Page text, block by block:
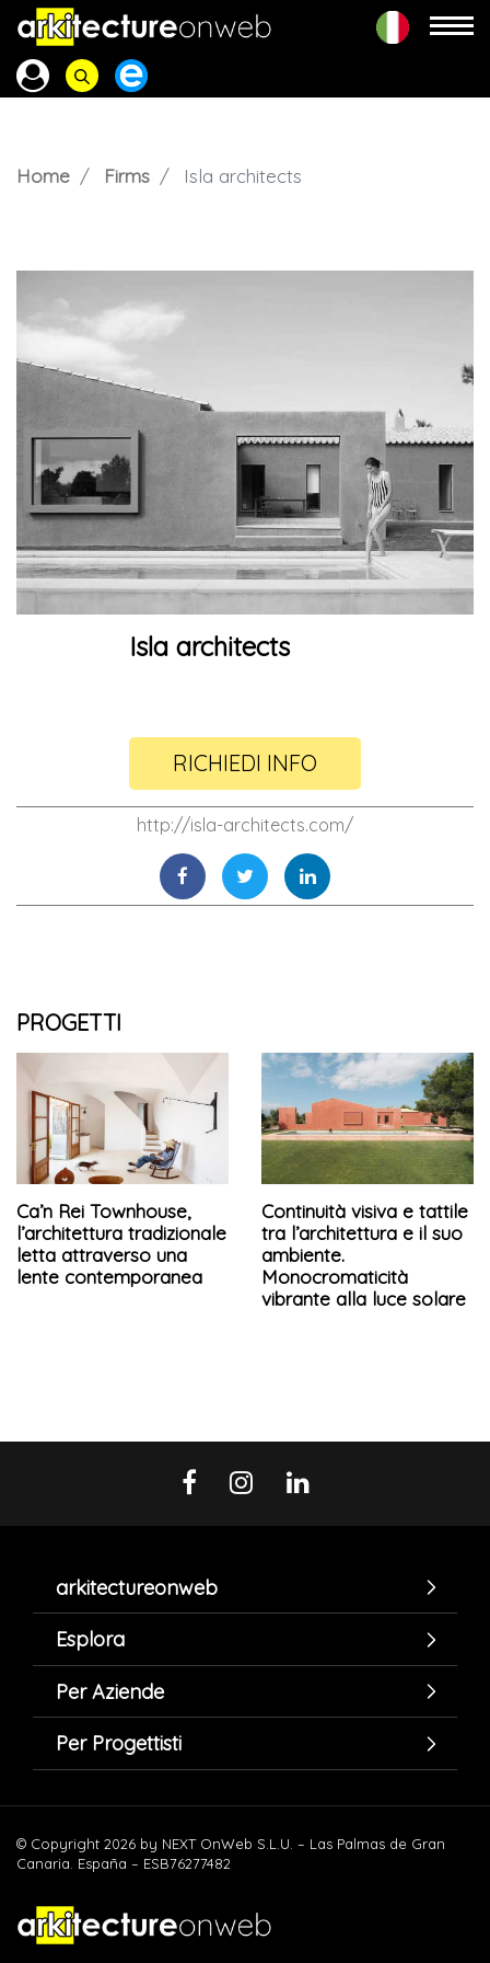
Home Firms Isla architects
Isla architects
RICHIEDI INFO
http://isla-architects.com/
PROGETTI
Ca’n Rei Townhouse,
l’architettura tradizionale
letta attraverso una
lente contemporanea
Continuità visiva e tattile
tra l’architettura e il suo
ambiente.
Monocromaticità
vibrante alla luce solare
arkitectureonweb
Esplora
Per Aziende
Per Progettisti
© Copyright 2026 by NEXT OnWeb S.L.U. – Las Palmas de Gran
Canaria. España – ESB76277482